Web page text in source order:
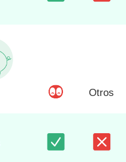
Otros